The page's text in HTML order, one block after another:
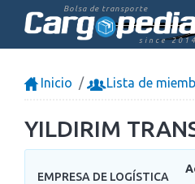
Bolsa de transporte
since 2014
Inicio Lista de
YILDIRIM
EMPRESA DE LOGÍSTICA